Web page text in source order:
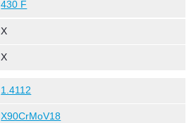
430 F
X
X
1.4112
X90CrMoV18